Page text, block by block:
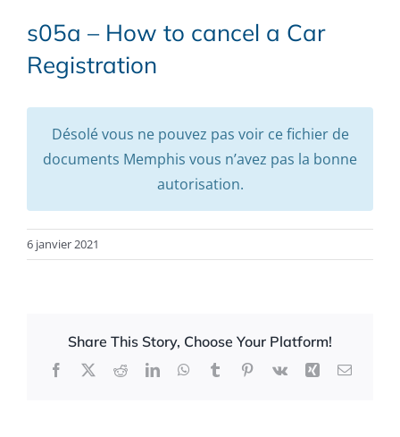
s05a – How to cancel a Car
Registration
Désolé vous ne pouvez pas voir ce fichier de
documents Memphis vous n’avez pas la bonne
autorisation.
6 janvier 2021
Share This Story, Choose Your Platform!
Facebook
X RedditLinkedInWhatsApp
TumblrPinterest
Vk Xing Email